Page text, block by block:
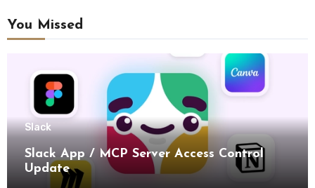
You Missed
Slack
Slack App / MCP Server Access Control
Update